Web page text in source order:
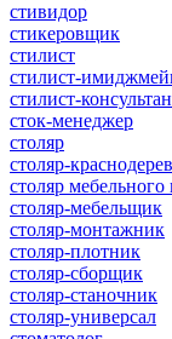
стивидор
стикеровщик
стилист
стилист-
стилист-
сток-менеджер
столяр
столяр-
столяр мебельного
столяр-мебельщик
столяр-монтажник
столяр-плотник
столяр-сборщик
столяр-станочник
столяр-универсал